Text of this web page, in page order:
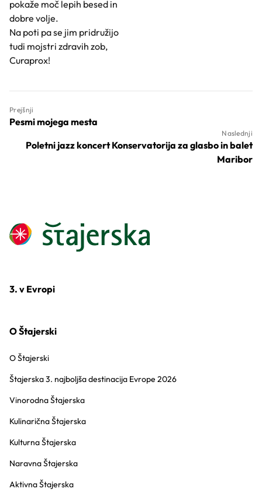
pokaže moč lepih besed in
dobre volje.
Na poti pa se jim pridružijo
tudi mojstri zdravih zob,
Curaprox!
Prejšnji
Pesmi mojega mesta
Naslednji
Poletni jazz koncert Konservatorija za glasbo in balet
Maribor
3. v Evropi
O Štajerski
O Štajerski
Štajerska 3. najboljša destinacija Evrope 2026
Vinorodna Štajerska
Kulinarična Štajerska
Kulturna Štajerska
Naravna Štajerska
Aktivna Štajerska